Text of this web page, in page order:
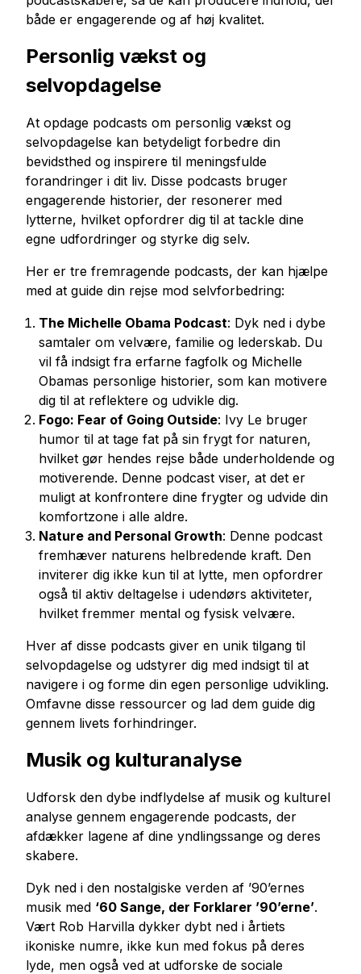
både er engagerende og af høj kvalitet.
Personlig vækst og
selvopdagelse
At opdage podcasts om personlig vækst og
selvopdagelse kan betydeligt forbedre din
bevidsthed og inspirere til meningsfulde
forandringer i dit liv. Disse podcasts bruger
engagerende historier, der resonerer med
lytterne, hvilket opfordrer dig til at tackle dine
egne udfordringer og styrke dig selv.
Her er tre fremragende podcasts, der kan hjælpe
med at guide din rejse mod selvforbedring:
The Michelle Obama Podcast: Dyk ned i dybe
samtaler om velvære, familie og lederskab. Du
vil få indsigt fra erfarne fagfolk og Michelle
Obamas personlige historier, som kan motivere
dig til at reflektere og udvikle dig.
Fogo: Fear of Going Outside: Ivy Le bruger
humor til at tage fat på sin frygt for naturen,
hvilket gør hendes rejse både underholdende og
motiverende. Denne podcast viser, at det er
muligt at konfrontere dine frygter og udvide din
komfortzone i alle aldre.
Nature and Personal Growth: Denne podcast
fremhæver naturens helbredende kraft. Den
inviterer dig ikke kun til at lytte, men opfordrer
også til aktiv deltagelse i udendørs aktiviteter,
hvilket fremmer mental og fysisk velvære.
Hver af disse podcasts giver en unik tilgang til
selvopdagelse og udstyrer dig med indsigt til at
navigere i og forme din egen personlige udvikling.
Omfavne disse ressourcer og lad dem guide dig
gennem livets forhindringer.
Musik og kulturanalyse
Udforsk den dybe indflydelse af musik og kulturel
analyse gennem engagerende podcasts, der
afdækker lagene af dine yndlingssange og deres
skabere.
Dyk ned i den nostalgiske verden af ’90’ernes
musik med ‘60 Sange, der Forklarer ’90’erne’.
Vært Rob Harvilla dykker dybt ned i årtiets
ikoniske numre, ikke kun med fokus på deres
lyde, men også ved at udforske de sociale